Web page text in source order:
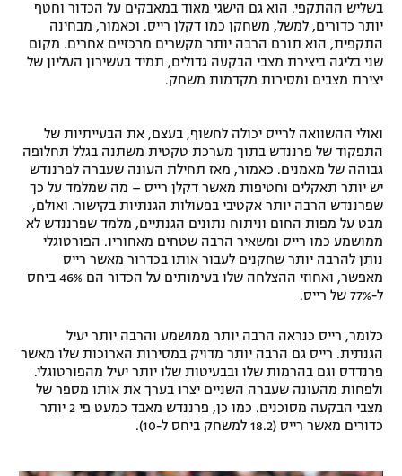
בשליש ההתקפי. הוא גם הישגי מאוד במאבקים על הכדור וחטף
יותר כדורים, למשל, משחקן כמו דקלן רייס. וכאמור, מבחינה
התקפית, הוא תורם הרבה יותר מקשרים מרכזיים אחרים. מקום
שני בליגה ביצירת מצבי הבקעה גדולים, תמיד בעשירון העליון של
יצירת מצבים ומסירות מקדמות משחק.
ואולי ההשוואה לרייס יכולה לחשוף, בעצם, את הבעייתיות של
התפקוד של פרננדש בתוך מערכת טקטית משתנה בגלל תחלופה
גבוהה של מאמנים. כאמור, מאז תחילת העונה שעברה לפרננדש
יש יותר תאקלים וחטיפות מאשר דקלן רייס – מה שמלמד על כך
שפרננדש הרבה יותר אקטיבי בפעולות הגנתיות בקישור. ואולם,
מבט על מפות החום וניתוח נתונים הגנתיים, מלמד שפרננדש לא
ממושמע כמו רייס ומשאיר הרבה שטחים מאחוריו. הפורטוגלי
נותן להרבה יותר שחקנים לעבור אותו בכדרור מאשר רייס
מאפשר, ואחוזי ההצלחה שלו בעימותים על הכדור הם 46% ביחס
ל-77% של רייס.
כלומר, רייס כנראה הרבה יותר ממושמע והרבה יותר יעיל
הגנתית. רייס גם הרבה יותר מדויק במסירות הארוכות שלו מאשר
פרנדדס וגם בהרמות שלו ובבעיטות שלו יותר יעיל מהפורטוגלי.
ולפחות מהעונה שעברה השניים יצרו בערך את אותו מספר של
מצבי הבקעה מסוכנים. כמו כן, פרננדש מאבד כמעט פי 2 יותר
כדורים מאשר רייס (18.2 למשחק ביחס ל-10).